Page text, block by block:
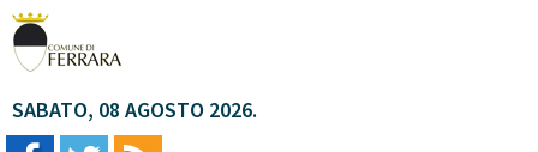
SABATO, 08 AGOSTO 2026.